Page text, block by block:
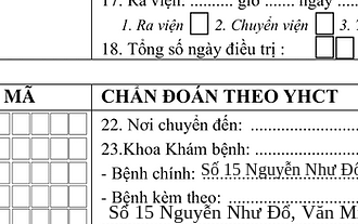
Số 15 Nguyễn Như
Số 15 Nguyễn Như Đổ, Văn